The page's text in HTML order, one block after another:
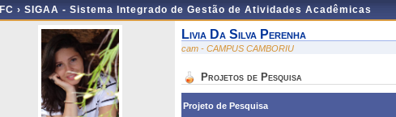
IFC › SIGAA - Sistema Integrado de Gestão de Atividades Acadêmicas
Livia Da Silva Perenha
cam - CAMPUS CAMBORIU
Projetos de Pesquisa
Projeto de Pesquisa